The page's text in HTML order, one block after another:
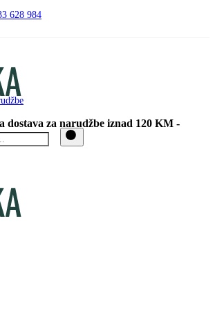
628 984
dostava za narudžbe iznad 120 KM -